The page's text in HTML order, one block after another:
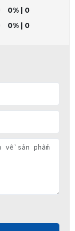
0% | 0
0% | 0